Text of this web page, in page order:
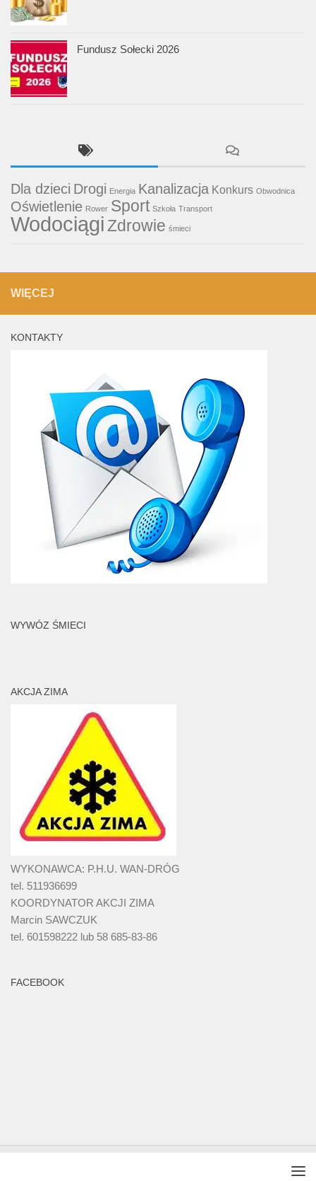
Fundusz Sołecki 2026
Dla dzieci Drogi Energia Kanalizacja Konkurs Obwodnica
Oświetlenie Rower Sport Szkoła Transport
WodociągiZdrowie śmieci
WIĘCEJ
KONTAKTY
WYWÓZ ŚMIECI
AKCJA ZIMA
WYKONAWCA: P.H.U. WAN-DRÓG
tel. 511936699
KOORDYNATOR AKCJI ZIMA
Marcin SAWCZUK
tel. 601598222 lub 58 685-83-86
FACEBOOK